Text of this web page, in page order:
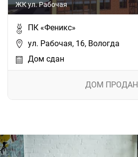
ЖК ул. Рабочая
ПК «Феникс»
ул. Рабочая, 16, Вологда
Дом сдан
ДОМ ПРОДАН